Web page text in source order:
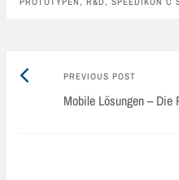
Post
navigation
PREVIOUS POSTPrevious
post:
Mobile Lösungen – Die